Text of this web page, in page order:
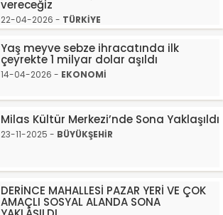
vereceğiz
22-04-2026 - TÜRKİYE
Yaş meyve sebze ihracatında ilk
çeyrekte 1 milyar dolar aşıldı
14-04-2026 - EKONOMİ
Milas Kültür Merkezi’nde Sona Yaklaşıldı
23-11-2025 - BÜYÜKŞEHİR
DERİNCE MAHALLESİ PAZAR YERİ VE ÇOK
AMAÇLI SOSYAL ALANDA SONA